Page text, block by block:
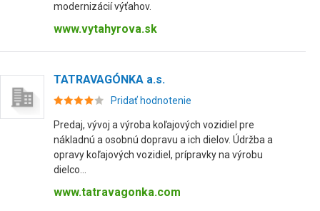
modernizácií výťahov.
www.vytahyrova.sk
TATRAVAGÓNKA a.s.
Pridať hodnotenie
Predaj, vývoj a výroba koľajových vozidiel pre
nákladnú a osobnú dopravu a ich dielov. Údržba a
opravy koľajových vozidiel, prípravky na výrobu
dielco...
www.tatravagonka.com